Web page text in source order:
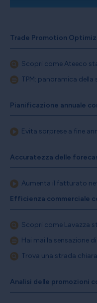
Trade Promotion
Scopri come Ateeco
TPM: panoramica della
Pianificazione annuale
Evita sorprese a fine
Accuratezza delle
Aumenta il fatturato
Efficienza commerciale
Scopri come Lavazza
Hai mai la sensazione
Trova una strada
Analisi delle promozioni